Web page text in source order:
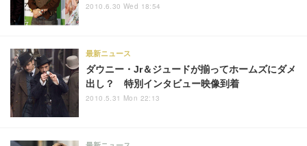
2010.6.30 Wed 18:54
ダウニー・Jr＆ジュードが揃ってホームズにダメ
出し？ 特別インタビュー映像到着
最新ニュース
2010.5.31 Mon 22:13